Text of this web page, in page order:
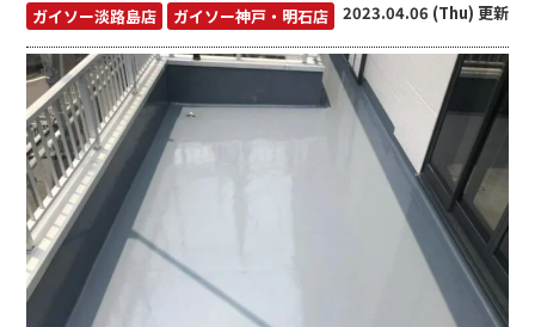
ガイソー淡路島店 ガイソー神戸・明石店 2023.04.06 (Thu) 更新